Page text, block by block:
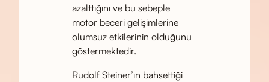
azalttığını ve bu sebeple
motor beceri gelişimlerine
olumsuz etkilerinin olduğunu
göstermektedir.
Rudolf Steiner’ın bahsettiği